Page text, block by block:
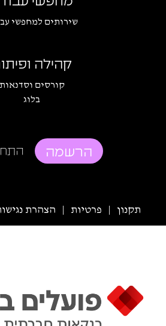
שירותים למחפשי
קהילה
קורסים וסדנאות
בלוג
הרשמה
תקנון פרטיות הצהרת